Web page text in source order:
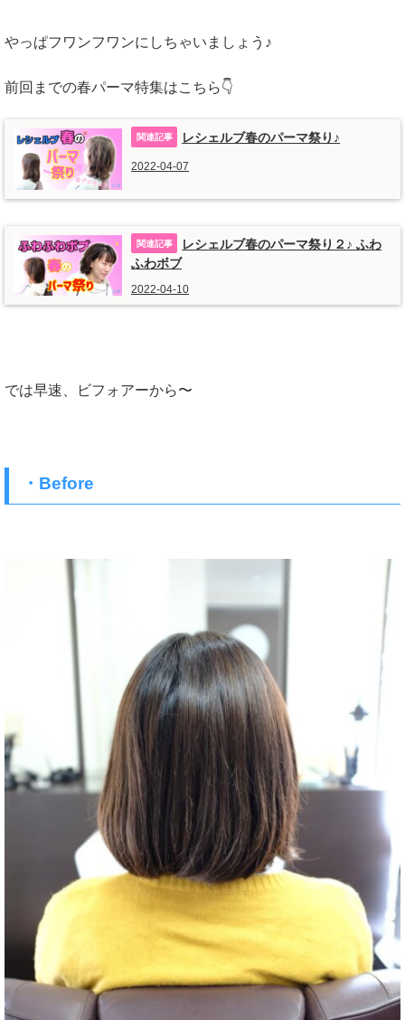
やっぱフワンフワンにしちゃいましょう♪
前回までの春パーマ特集はこちら👇
レシェルブ春のパーマ祭り♪
2022-04-07
レシェルブ春のパーマ祭り２♪ ふわ
ふわボブ
2022-04-10
では早速、ビフォアーから〜
・Before